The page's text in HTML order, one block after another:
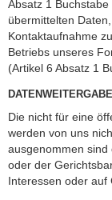
Absatz 1
übermittelten
Kontaktaufnahme
Betriebs unseres
(Artikel 6 Absatz 1
DATENWEITERGABE
Die nicht für eine
werden von uns
ausgenommen
oder der
Interessen oder auf